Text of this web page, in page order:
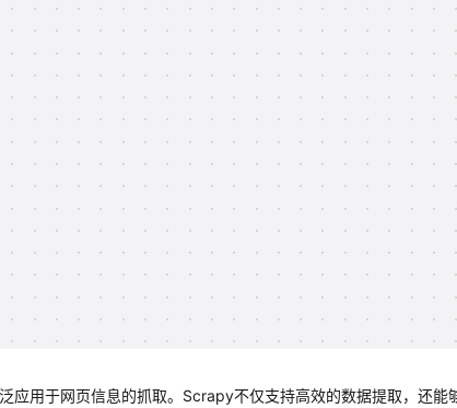
应用于网页信息的抓取。Scrapy不仅支持高效的数据提取，还能